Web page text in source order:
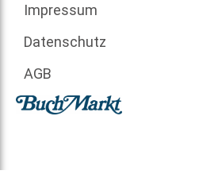
Impressum
Datenschutz
AGB